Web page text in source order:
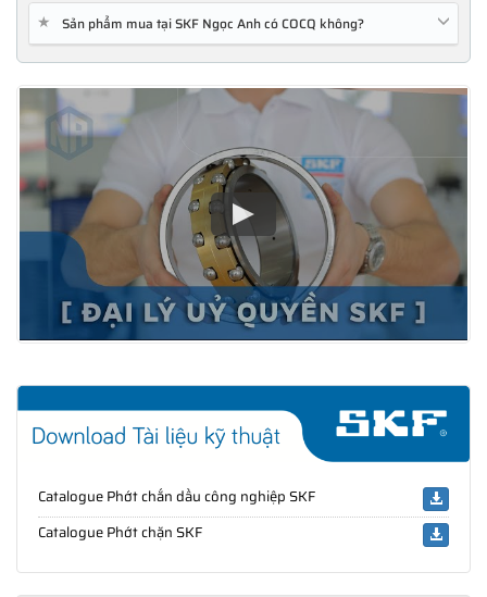
★ Sản phẩm mua tại SKF Ngọc Anh có COCQ không?
Catalogue Phớt chắn dầu công nghiệp SKF
Catalogue Phớt chặn SKF